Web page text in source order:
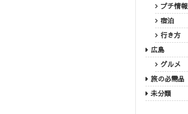
プチ情報
宿泊
行き方
広島
グルメ
旅の必需品
未分類